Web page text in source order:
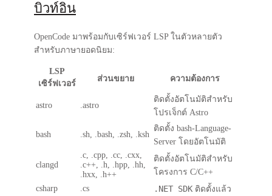
บิวท์อิน
OpenCode มาพร้อมกับเซิร์ฟเวอร์ LSP ในตัวหลายตัว
สำหรับภาษายอดนิยม:
LSP
เซิร์ฟเวอร์
ส่วนขยาย ความต้องการ
astro .astro
ติดตั้งอัตโนมัติสำหรับ
โปรเจ็กต์ Astro
bash .sh, .bash, .zsh, .ksh
ติดตั้ง bash-Language-
Server โดยอัตโนมัติ
clangd
.c, .cpp, .cc, .cxx,
.c++, .h, .hpp, .hh,
.hxx, .h++
ติดตั้งอัตโนมัติสำหรับ
โครงการ C/C++
csharp
.cs .NET SDK ติดตั้งแล้ว